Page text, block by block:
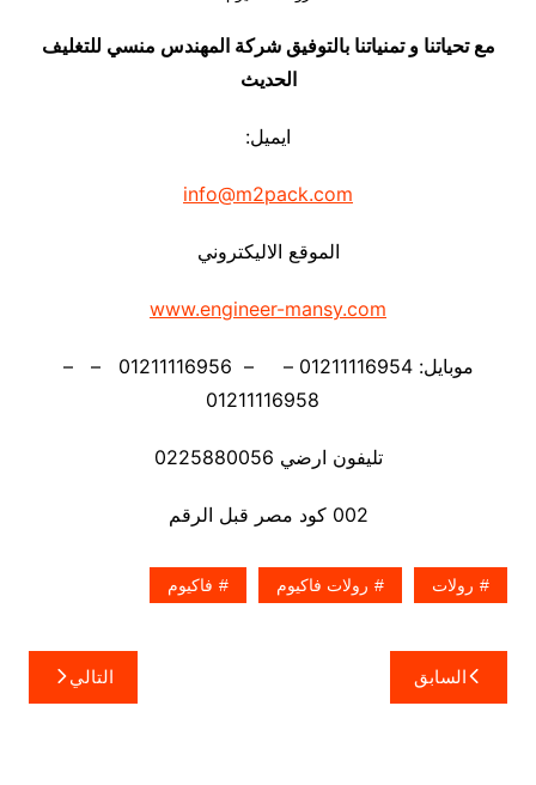
مع تحياتنا و تمنياتنا بالتوفيق شركة المهندس منسي للتغليف
الحديث
ايميل:
info@m2pack.com
الموقع الاليكتروني
www.engineer-mansy.com
موبايل: 01211116954 – – 01211116956 – –
تليفون ارضي 0225880056
002 كود مصر قبل الرقم
رولات رولات فاكيوم فاكيوم
تصفّح
المقالات
السابق التالي